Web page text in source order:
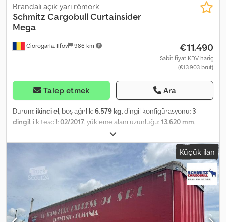
Ciorogarla, Ilfov 986 km
Brandalı açık yarı römork
Schmitz CargobullCurtainsider
Mega
€11.490
Sabit fiyat KDV hariç
(€13.903 brüt)
Talep etmek Ara
Durum: ikinci el, boş ağırlık:6.579 kg, dingil konfigürasyonu: 3
dingil , ilk tescil:02/2017 , yükleme alanı uzunluğu:13.620 mm
2.480 mm, yükleme alanı yüksekliği:
mm, yükleme alanı hacmi:97 m³, süspansiyon:hava, lastik boyutu:
, dingil mesafesi: 7.700 mm , renk: mavi, Üretim yılı:
, Boş ağırlık: 6579 kg, DIN EN 12642 (XL kodu)
sertifikası, Yükleme alanı (U x G x Y): 13.620 mm x 2.480 mm x 2.900
mm, Lastik boyutu: 385/55 R22.5, Yükleme alanı hacmi: 97 m³, 1. aks: ,
2. aks: , 3. aks: , Hava süspansiyonu, Arka tampon, Elektronik Fren
Sistemi (EBS), 1x15 ve 2x7 pinli bağlantı, Su sıçramasını önleyici,
Web sitemizde bulunan tüm araçların genel bir listesini
Küçük ilan